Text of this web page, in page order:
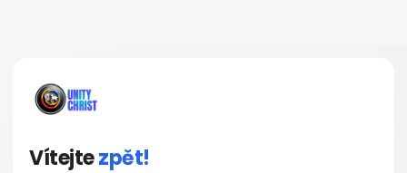
Vítejtezpět!